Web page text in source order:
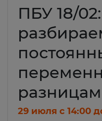
ПБУ 18/02:
29 июля c 14:00